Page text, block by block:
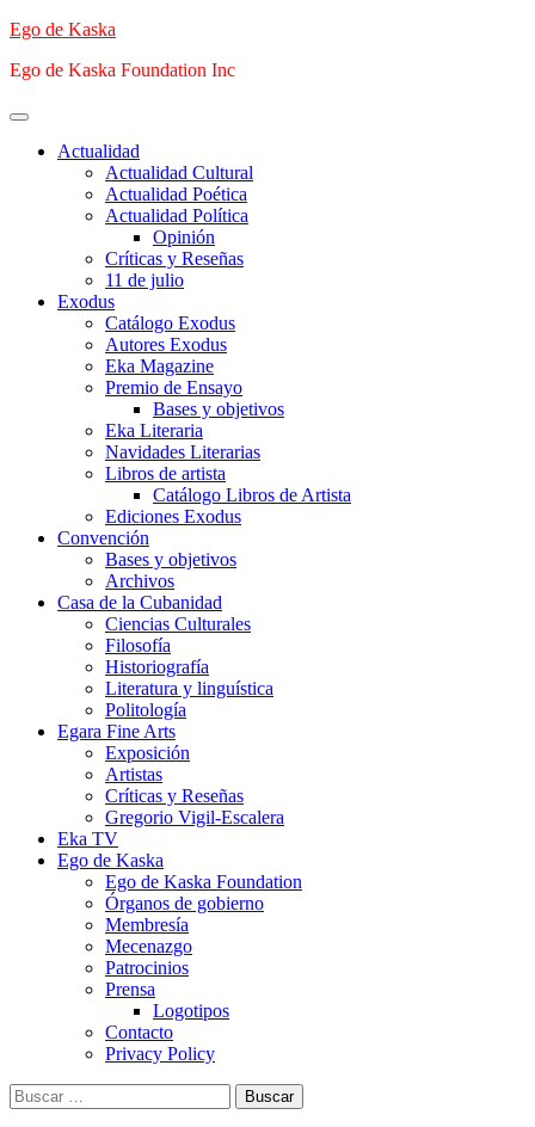
Saltar
contenido
Ego de Kaska
Ego de Kaska Foundation Inc
Menú
principalActualidad
Actualidad Cultural
Actualidad Poética
Actualidad Política
Opinión
Críticas y Reseñas
11 de julio
Exodus
Catálogo Exodus
Autores Exodus
Eka Magazine
Premio de Ensayo
Bases y objetivos
Eka Literaria
Navidades Literarias
Libros de artista
Catálogo Libros de Artista
Ediciones Exodus
Convención
Bases y objetivos
Archivos
Casa de la Cubanidad
Ciencias Culturales
Filosofía
Historiografía
Literatura y linguística
Politología
Egara Fine Arts
Exposición
Artistas
Críticas y Reseñas
Gregorio Vigil-Escalera
Eka TV
Ego de Kaska
Ego de Kaska Foundation
Órganos de gobierno
Membresía
Mecenazgo
Patrocinios
Prensa
Logotipos
Contacto
Privacy Policy
Buscar: